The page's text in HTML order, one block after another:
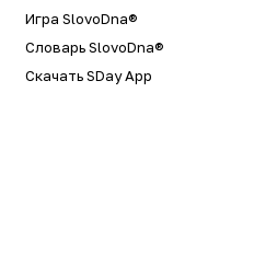
Игра SlovoDna®
Словарь SlovoDna®
Скачать SDay App